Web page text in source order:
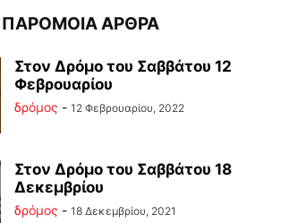
ΠΑΡΟΜΟΙΑ ΑΡΘΡΑ
Στον Δρόμο του Σαββάτου 12
Φεβρουαρίου
δρόμος - 12 Φεβρουαρίου, 2022
Στον Δρόμο του Σαββάτου 18
Δεκεμβρίου
δρόμος - 18 Δεκεμβρίου, 2021